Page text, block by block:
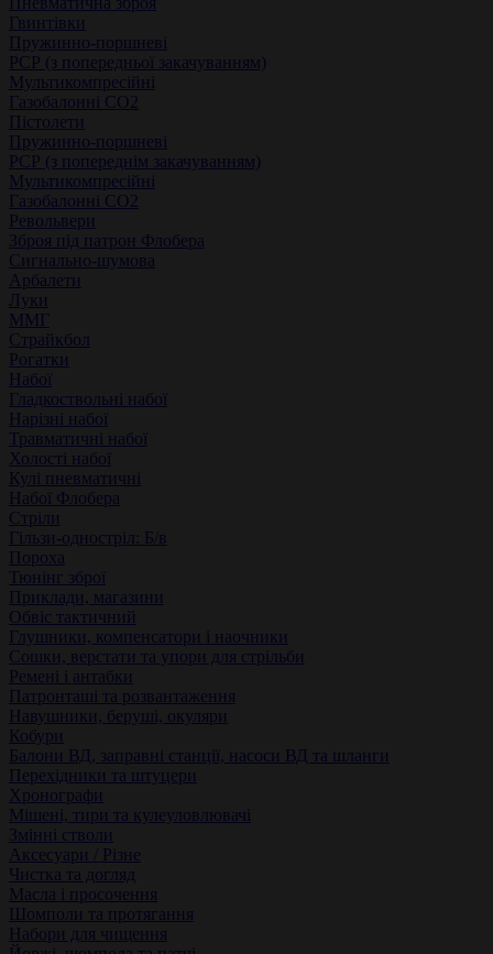
Гвинтівки
Пружинно-поршневі
РСР (з попередньої закачуванням)
Мультикомпресійні
Газобалонні СО2
Пістолети
Пружинно-поршневі
РСР (з попереднім закачуванням)
Мультикомпресійні
Газобалонні СО2
Револьвери
Зброя під патрон Флобера
Сигнально-шумова
Арбалети
Луки
ММГ
Страйкбол
Рогатки
Набої
Гладкоствольні набої
Нарізні набої
Травматичні набої
Холості набої
Кулі пневматичні
Набої Флобера
Стріли
Гільзи-одностріл: Б/в
Пороха
Тюнінг зброї
Приклади, магазини
Обвіс тактичний
Глушники, компенсатори і наочники
Сошки, верстати та упори для стрільби
Ремені і антабки
Патронташі та розвантаження
Навушники, беруші, окуляри
Кобури
Балони ВД, заправні станції, насоси ВД та шланги
Перехідники та штуцери
Хронографи
Мішені, тири та кулеуловлювачі
Змінні стволи
Аксесуари / Різне
Чистка та догляд
Масла і просочення
Шомполи та протягання
Набори для чищення